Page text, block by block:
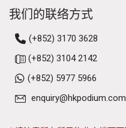
我们的联络方式
(+852) 3170 3628
(+852) 3104 2142
(+852) 5977 5966
enquiry@hkpodium.com